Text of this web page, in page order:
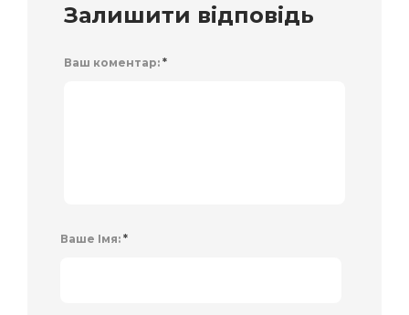
Залишити відповідь
Ваш коментар: *
Ваше Імя: *